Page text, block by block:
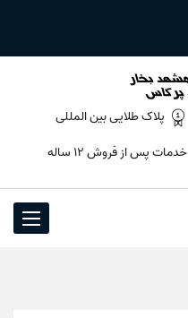
پلاک طلایی بین المللی
خدمات پس از فروش ۱۲ ساله
Toggle